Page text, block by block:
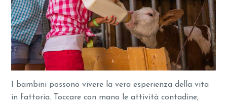
I bambini possono vivere la vera esperienza della vita
in fattoria. Toccare con mano le attività contadine,